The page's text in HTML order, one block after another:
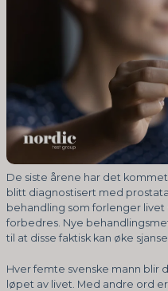
De siste årene har det
blitt diagnostisert med
behandling som forlenger
forbedres. Nye
til at disse faktisk kan øke
Hver femte svenske mann blir
løpet av livet. Med andre ord